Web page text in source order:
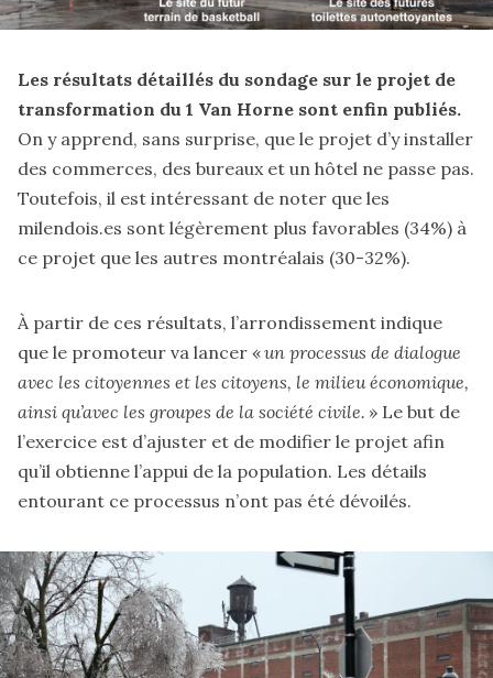
Les résultats détaillés du sondage sur le projet de
transformation du 1 Van Horne sont enfin publiés.
On y apprend, sans surprise, que le projet d’y installer
des commerces, des bureaux et un hôtel ne passe pas.
Toutefois, il est intéressant de noter que les
milendois.es sont légèrement plus favorables (34%) à
ce projet que les autres montréalais (30-32%).
À partir de ces résultats, l’arrondissement indique
que le promoteur va lancer «un processus de dialogue
avec les citoyennes et les citoyens, le milieu économique,
ainsi qu’avec les groupes de la société civile. » Le but de
l’exercice est d’ajuster et de modifier le projet afin
qu’il obtienne l’appui de la population. Les détails
entourant ce processus n’ont pas été dévoilés.